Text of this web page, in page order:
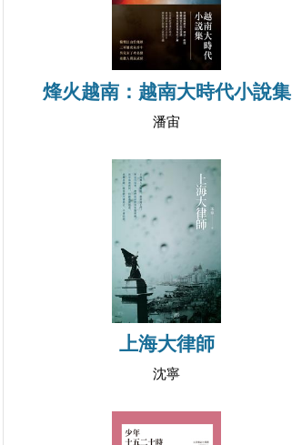
烽火越南：越南大時代小說集
潘宙
上海大律師
沈寧